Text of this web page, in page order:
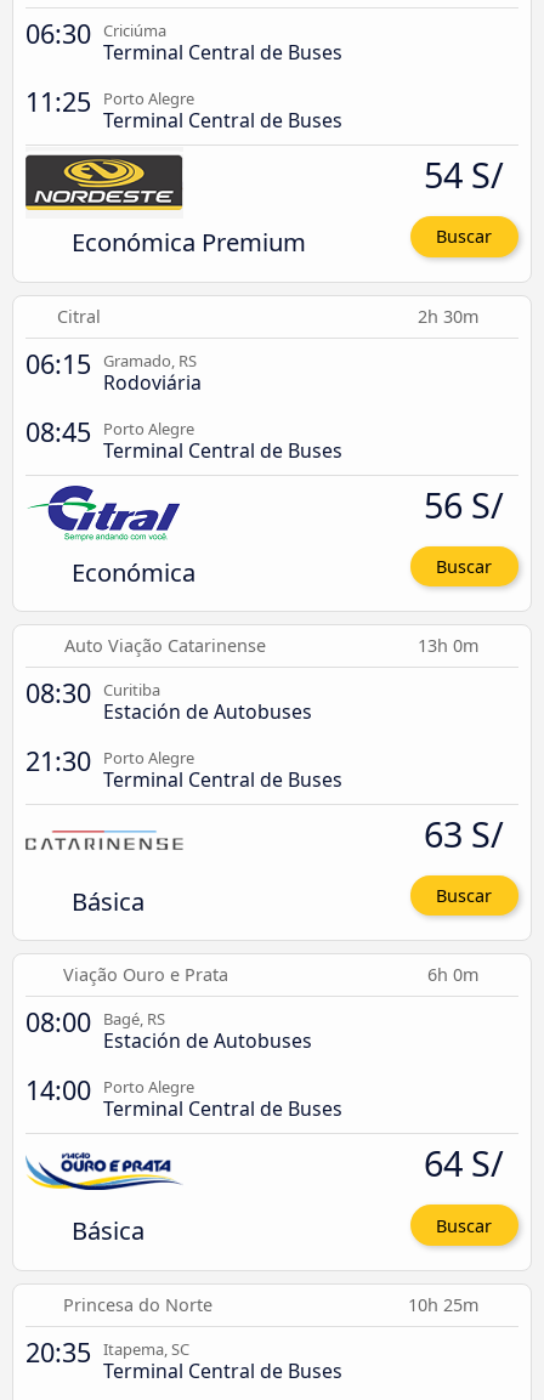
06:30 Criciúma
Terminal Central de Buses
11:25 Porto Alegre
Terminal Central de Buses
Económica Premium
54 S/
Buscar
Citral 2h 30m
06:15 Gramado, RS
Rodoviária
08:45 Porto Alegre
Terminal Central de Buses
Económica
56 S/
Buscar
Auto Viação Catarinense 13h 0m
08:30 Curitiba
Estación de Autobuses
21:30 Porto Alegre
Terminal Central de Buses
Básica
63 S/
Buscar
Viação Ouro e Prata 6h 0m
08:00 Bagé, RS
Estación de Autobuses
14:00 Porto Alegre
Terminal Central de Buses
Básica
64 S/
Buscar
Princesa do Norte 10h 25m
20:35 Itapema, SC
Terminal Central de Buses